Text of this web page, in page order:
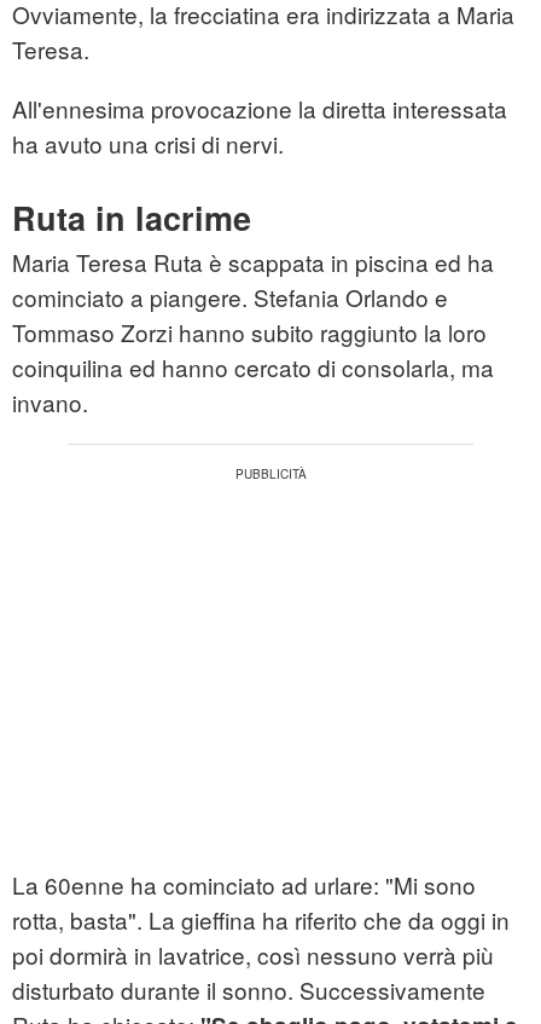
Ovviamente, la frecciatina era indirizzata a Maria
Teresa.
All'ennesima provocazione la diretta interessata
ha avuto una crisi di nervi.
Ruta in lacrime
Maria Teresa Ruta è scappata in piscina ed ha
cominciato a piangere. Stefania Orlando e
Tommaso Zorzi hanno subito raggiunto la loro
coinquilina ed hanno cercato di consolarla, ma
invano.
La 60enne ha cominciato ad urlare: "Mi sono
rotta, basta". La gieffina ha riferito che da oggi in
poi dormirà in lavatrice, così nessuno verrà più
disturbato durante il sonno. Successivamente